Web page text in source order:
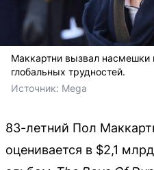
Маккартни вызвал насмешки
глобальных трудностей.
Источник: Mega
83-летний Пол
оценивается в $2,1